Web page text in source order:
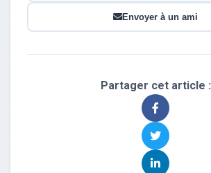
Envoyer à un ami
Partager cet article :